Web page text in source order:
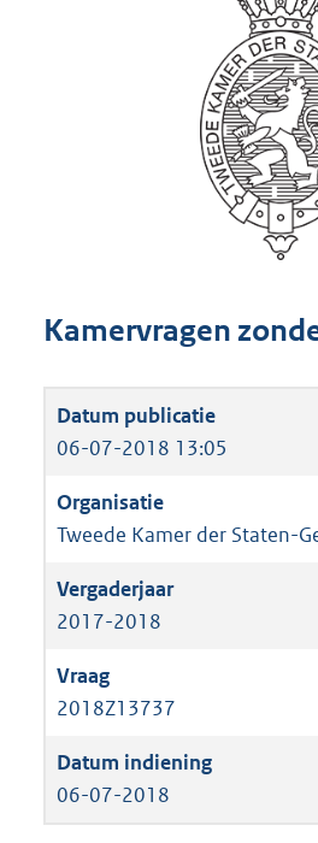
Kamervragen
06-07-2018 13:05
Tweede Kamer der Staten-
2017-2018
2018Z13737
06-07-2018